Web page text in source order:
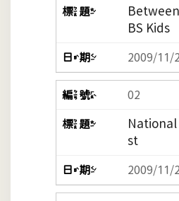
BS Kids
2009/11/
02
st
2009/11/